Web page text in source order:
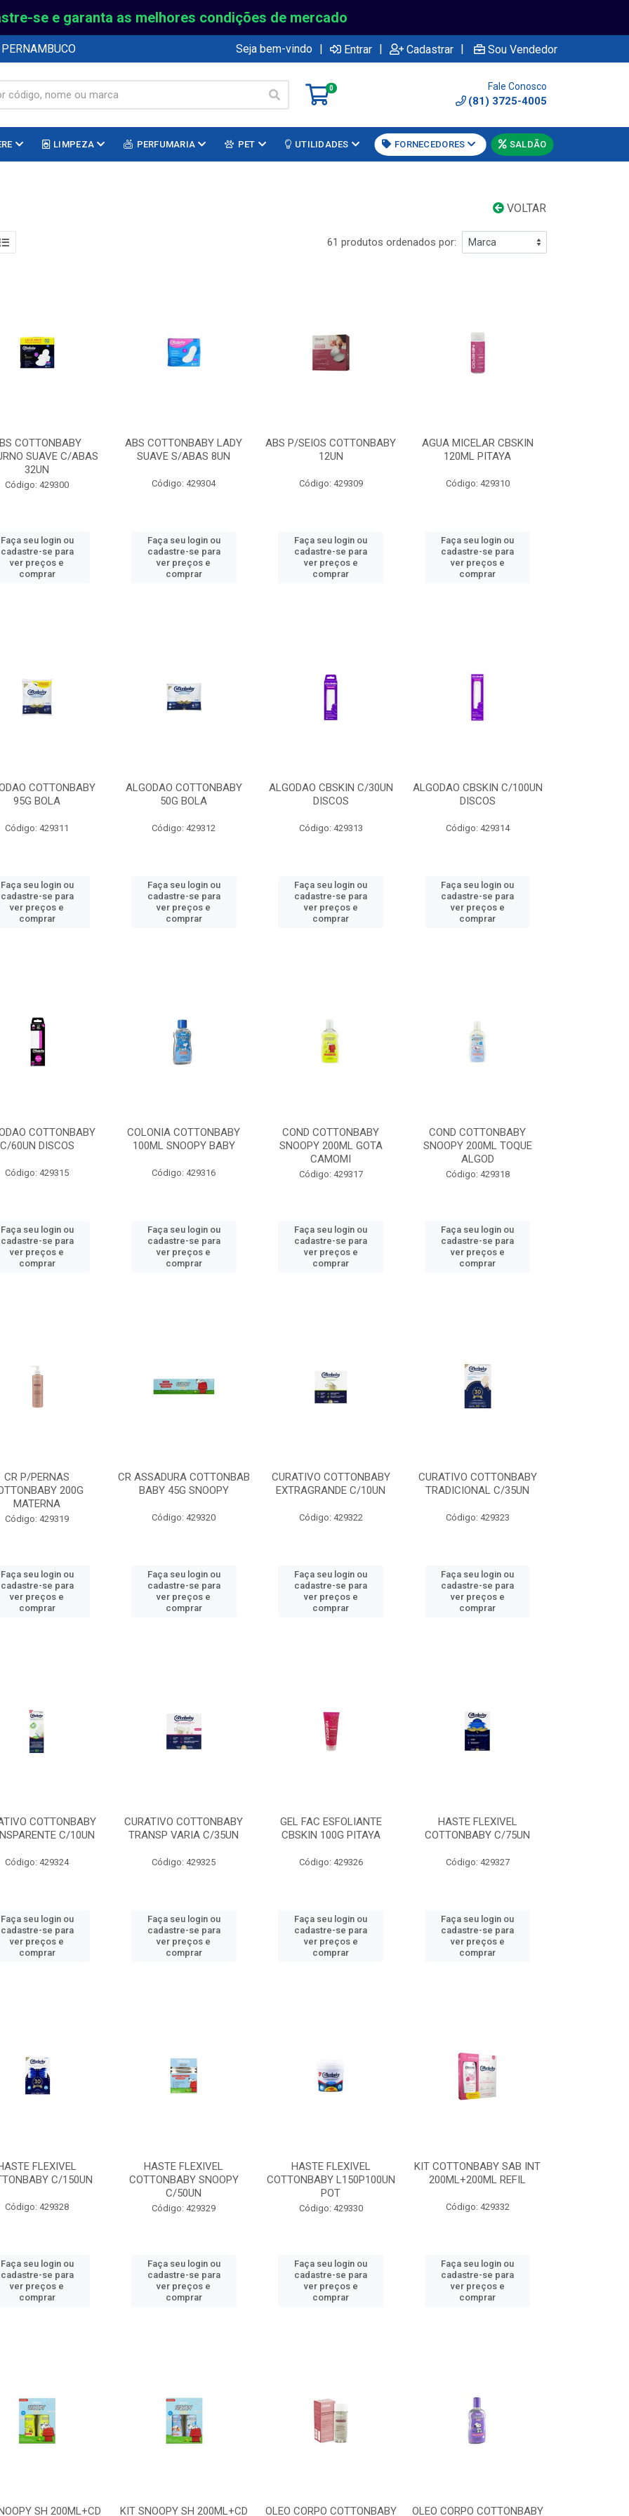
se e garanta as melhores condições de mercado
Seja bem-vindo | Entrar | Cadastrar | Sou Vendedor
0 Fale Conosco
(81) 3725-4005
LIMPEZA PERFUMARIA PET UTILIDADES FORNECEDORES SALDÃO
VOLTAR
61 produtos ordenados por:
COTTONBABY
SUAVE C/ABAS
32UN
Código: 429300
Faça seu login ou
cadastre-se para
ver preços e
comprar
ABS COTTONBABY LADY
SUAVE S/ABAS 8UN
Código: 429304
Faça seu login ou
cadastre-se para
ver preços e
comprar
ABS P/SEIOS COTTONBABY
12UN
Código: 429309
Faça seu login ou
cadastre-se para
ver preços e
comprar
AGUA MICELAR CBSKIN
120ML PITAYA
Código: 429310
Faça seu login ou
cadastre-se para
ver preços e
comprar
COTTONBABY
95G BOLA
Código: 429311
Faça seu login ou
cadastre-se para
ver preços e
comprar
ALGODAO COTTONBABY
50G BOLA
Código: 429312
Faça seu login ou
cadastre-se para
ver preços e
comprar
ALGODAO CBSKIN C/30UN
DISCOS
Código: 429313
Faça seu login ou
cadastre-se para
ver preços e
comprar
ALGODAO CBSKIN C/100UN
DISCOS
Código: 429314
Faça seu login ou
cadastre-se para
ver preços e
comprar
COTTONBABY
C/60UN DISCOS
Código: 429315
Faça seu login ou
cadastre-se para
ver preços e
comprar
COLONIA COTTONBABY
100ML SNOOPY BABY
Código: 429316
Faça seu login ou
cadastre-se para
ver preços e
comprar
COND COTTONBABY
SNOOPY 200ML GOTA
CAMOMI
Código: 429317
Faça seu login ou
cadastre-se para
ver preços e
comprar
COND COTTONBABY
SNOOPY 200ML TOQUE
ALGOD
Código: 429318
Faça seu login ou
cadastre-se para
ver preços e
comprar
CR P/PERNAS
200G
MATERNA
Código: 429319
Faça seu login ou
cadastre-se para
ver preços e
comprar
CR ASSADURA COTTONBAB
BABY 45G SNOOPY
Código: 429320
Faça seu login ou
cadastre-se para
ver preços e
comprar
CURATIVO COTTONBABY
EXTRAGRANDE C/10UN
Código: 429322
Faça seu login ou
cadastre-se para
ver preços e
comprar
CURATIVO COTTONBABY
TRADICIONAL C/35UN
Código: 429323
Faça seu login ou
cadastre-se para
ver preços e
comprar
COTTONBABY
C/10UN
Código: 429324
Faça seu login ou
cadastre-se para
ver preços e
comprar
CURATIVO COTTONBABY
TRANSP VARIA C/35UN
Código: 429325
Faça seu login ou
cadastre-se para
ver preços e
comprar
GEL FAC ESFOLIANTE
CBSKIN 100G PITAYA
Código: 429326
Faça seu login ou
cadastre-se para
ver preços e
comprar
HASTE FLEXIVEL
COTTONBABY C/75UN
Código: 429327
Faça seu login ou
cadastre-se para
ver preços e
comprar
FLEXIVEL
C/150UN
Código: 429328
Faça seu login ou
cadastre-se para
ver preços e
comprar
HASTE FLEXIVEL
COTTONBABY SNOOPY
C/50UN
Código: 429329
Faça seu login ou
cadastre-se para
ver preços e
comprar
HASTE FLEXIVEL
COTTONBABY L150P100UN
POT
Código: 429330
Faça seu login ou
cadastre-se para
ver preços e
comprar
KIT COTTONBABY SAB INT
200ML+200ML REFIL
Código: 429332
Faça seu login ou
cadastre-se para
ver preços e
comprar
SH 200ML+CD KIT SNOOPY SH 200ML+CD OLEO CORPO COTTONBABY OLEO CORPO COTTONBABY